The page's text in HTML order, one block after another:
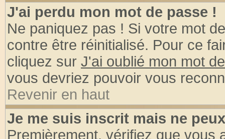
J'ai perdu mon mot de passe !
Ne paniquez pas ! Si votre mot
contre être réinitialisé. Pour ce
cliquez sur J'ai oublié mon mot
vous devriez pouvoir vous
Revenir en haut
Je me suis inscrit mais ne
Premièrement, vérifiez que vous